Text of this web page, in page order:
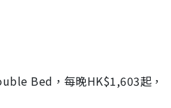
Bed，每晚HK$1,603起，